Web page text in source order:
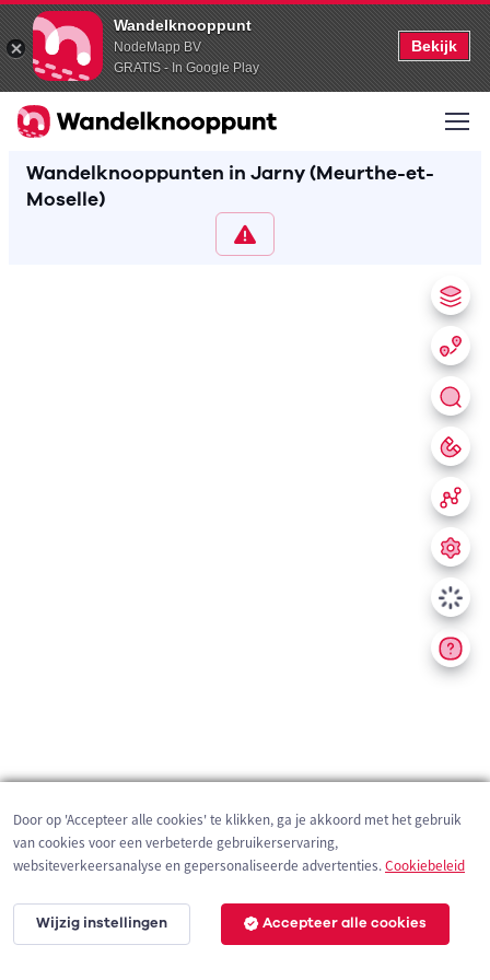
Wandelknooppunt
NodeMapp BV
GRATIS - In Google Play
Bekijk
Wandelknooppunten in Jarny (Meurthe-et-
Moselle)
200 m
Door op 'Accepteer alle cookies' te klikken, ga je akkoord met het gebruik
van cookies voor een verbeterde gebruikerservaring,
websiteverkeersanalyse en gepersonaliseerde advertenties.Cookiebeleid
Wijzig instellingen Accepteer alle cookies